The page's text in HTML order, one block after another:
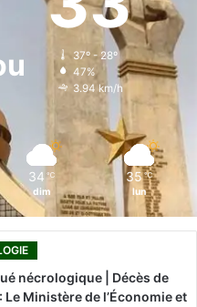
a
g
r
o
k
37º - 28º
47%
3.94 km/h
34 ℃
dim
35 ℃
lun
nécrologique | Décès de
Le Ministère de l’Économie et